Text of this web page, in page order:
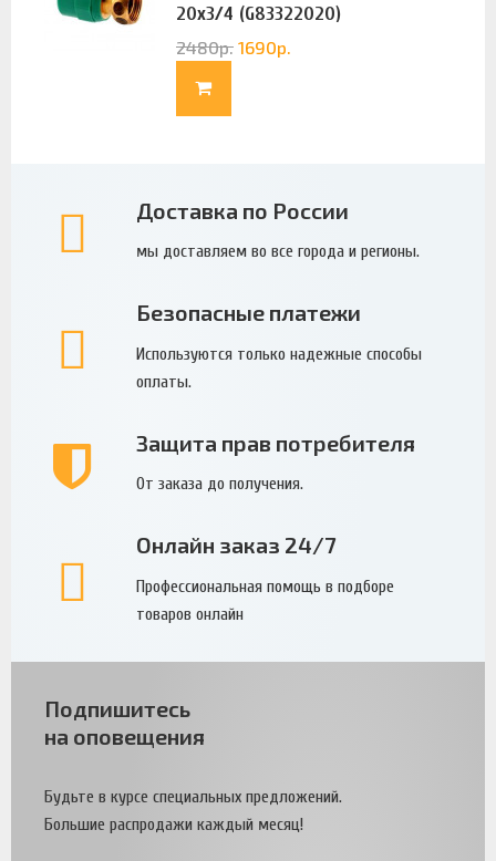
20х3/4 (G83322020)
2480р. 1690р.
Доставка по России
мы доставляем во все города и регионы.
Безопасные платежи
Используются только надежные способы
оплаты.
Защита прав потребителя
От заказа до получения.
Онлайн заказ 24/7
Профессиональная помощь в подборе
товаров онлайн
Подпишитесь
на оповещения
Будьте в курсе специальных предложений.
Большие распродажи каждый месяц!